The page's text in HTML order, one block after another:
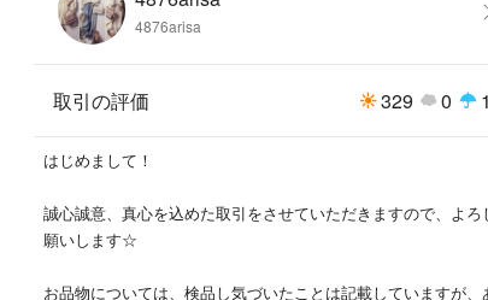
4876arisa
取引の評価 329 0 1
はじめまして！
誠心誠意、真心を込めた取引をさせていただきますので、よろ
願いします☆
お品物については、検品し気づいたことは記載していますが、